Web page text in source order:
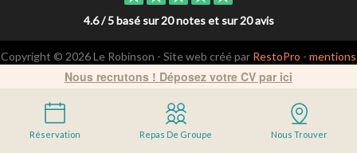
4.6 / 5 basé sur 20 notes et sur 20 avis
Copyright © 2026 Le Robinson - Site web créé par RestoPro - mentions
légales
Nous recrutons ! Déposez votre CV par ici
Réservation Repas De Groupe Nous Trouver